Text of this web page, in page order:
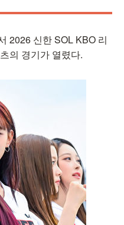
2026 신한 SOL KBO 리
의 경기가 열렸다.